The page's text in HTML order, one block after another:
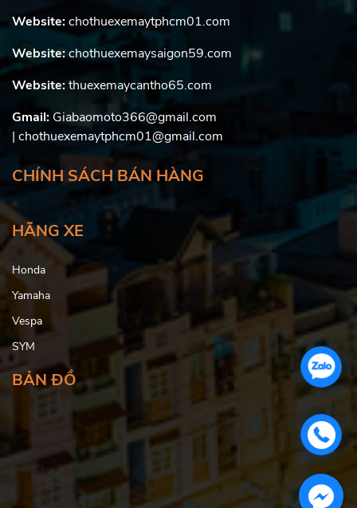
Website:chothuexemaytphcm01.com
Website:chothuexemaysaigon59.com
Website:thuexemaycantho65.com
Gmail: Giabaomoto366@gmail.com
| chothuexemaytphcm01@gmail.com
CHÍNH SÁCH BÁN HÀNG
HÃNG XE
Honda
Yamaha
Vespa
SYM
BẢN ĐỒ